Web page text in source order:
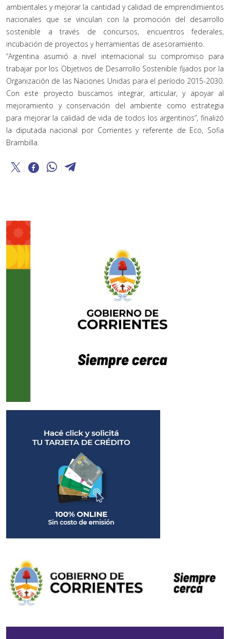
ambientales y mejorar la cantidad y calidad de emprendimientos
nacionales que se vinculan con la promoción del desarrollo
sostenible a través de concursos, encuentros federales,
incubación de proyectos y herramientas de asesoramiento.
“Argentina asumió a nivel internacional su compromiso para
trabajar por los Objetivos de Desarrollo Sostenible fijados por la
Organización de las Naciones Unidas para el período 2015-2030.
Con este proyecto buscamos integrar, articular, y apoyar al
mejoramiento y conservación del ambiente como estrategia
para mejorar la calidad de vida de todos los argentinos”, finalizó
la diputada nacional por Corrientes y referente de Eco, Sofia
Brambilla.